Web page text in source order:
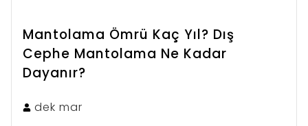
Mantolama Ömrü Kaç Yıl? Dış
Cephe Mantolama Ne Kadar
Dayanır?
dek mar